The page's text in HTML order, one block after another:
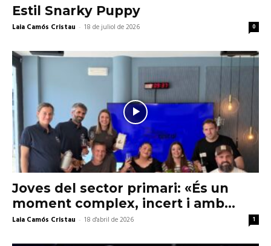
Estil Snarky Puppy
Laia Camós Cristau - 18 de juliol de 2026 0
Joves del sector primari: «És un
moment complex, incert i amb...
Laia Camós Cristau - 18 d'abril de 2026 1